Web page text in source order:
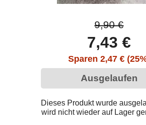
9,90 €
7,43 €
Sparen 2,47 €
Ausgelaufen
Dieses Produkt wurde
wird nicht wieder auf Lager